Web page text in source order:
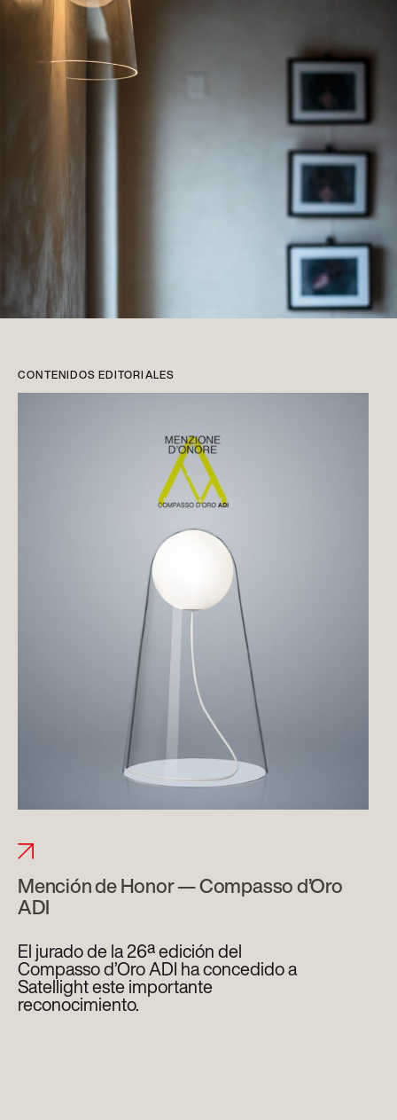
CONTENIDOS EDITORIALES
Mención de Honor — Compasso d’Oro
ADI
El jurado de la 26ª edición del
Compasso d’Oro ADI ha concedido a
Satellight este importante
reconocimiento.